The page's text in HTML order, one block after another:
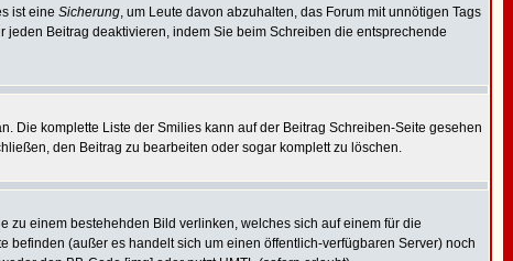
ist eine Sicherung, um Leute davon abzuhalten, das Forum mit unnötigen Tags
Beitrag deaktivieren, indem Sie beim Schreiben die entsprechende
Die komplette Liste der Smilies kann auf der Beitrag Schreiben-Seite gesehen
den Beitrag zu bearbeiten oder sogar komplett zu löschen.
zu einem bestehehden Bild verlinken, welches sich auf einem für die
befinden (außer es handelt sich um einen öffentlich-verfügbaren Server) noch